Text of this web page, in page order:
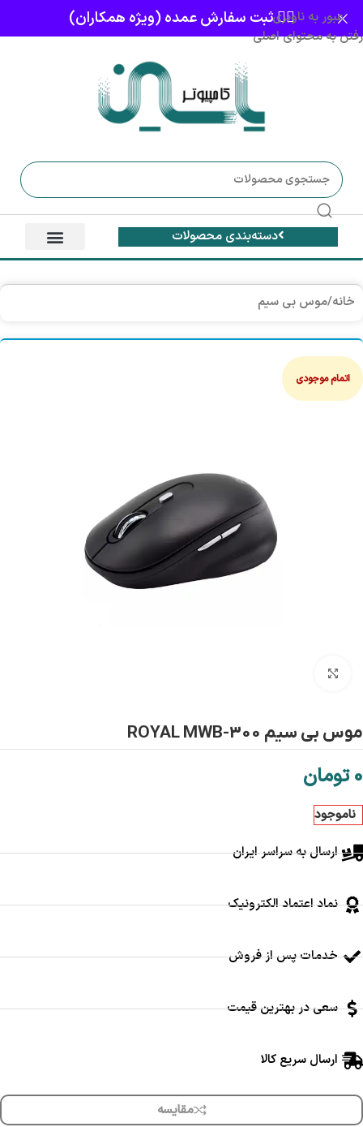
عبور به ناوبری
رفتن به محتوای اصلی
👈🏻 ثبت سفارش عمده (ویژه همکاران)
دسته‌بندی محصولات
خانه/موس بی سیم
اتمام موجودی
موس بی سیم ROYAL MWB-300
0 تومان
ناموجود
ارسال به سراسر ایران
نماد اعتماد الکترونیک
خدمات پس از فروش
سعی در بهترین قیمت
ارسال سریع کالا
مقایسه